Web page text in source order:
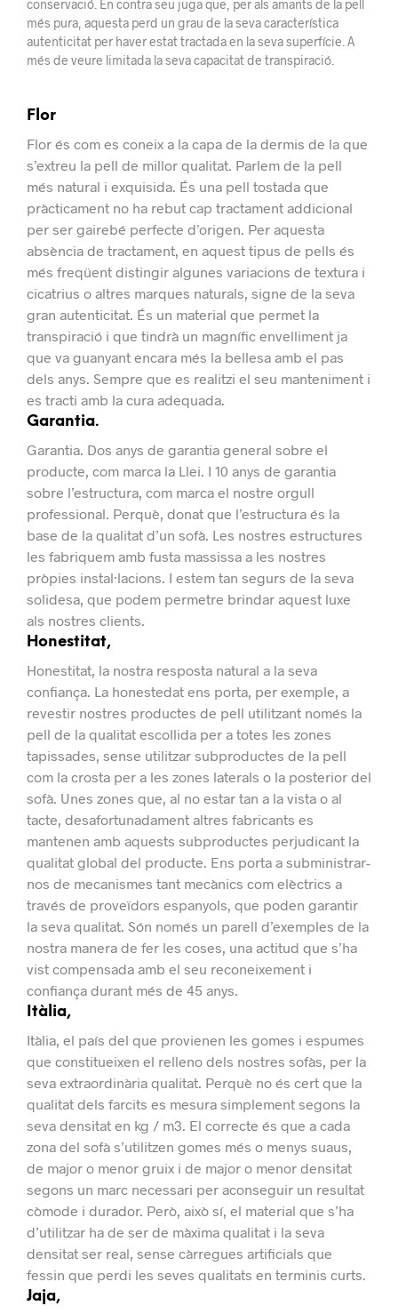
conservació. En contra seu juga que, per als amants de la pell
més pura, aquesta perd un grau de la seva característica
autenticitat per haver estat tractada en la seva superfície. A
més de veure limitada la seva capacitat de transpiració.
Flor
Flor és com es coneix a la capa de la dermis de la que
s’extreu la pell de millor qualitat. Parlem de la pell
més natural i exquisida. És una pell tostada que
pràcticament no ha rebut cap tractament addicional
per ser gairebé perfecte d’origen. Per aquesta
absència de tractament, en aquest tipus de pells és
més freqüent distingir algunes variacions de textura i
cicatrius o altres marques naturals, signe de la seva
gran autenticitat. És un material que permet la
transpiració i que tindrà un magnífic envelliment ja
que va guanyant encara més la bellesa amb el pas
dels anys. Sempre que es realitzi el seu manteniment i
es tracti amb la cura adequada.
Garantia.
Garantia. Dos anys de garantia general sobre el
producte, com marca la Llei. I 10 anys de garantia
sobre l’estructura, com marca el nostre orgull
professional. Perquè, donat que l’estructura és la
base de la qualitat d’un sofà. Les nostres estructures
les fabriquem amb fusta massissa a les nostres
pròpies instal·lacions. I estem tan segurs de la seva
solidesa, que podem permetre brindar aquest luxe
als nostres clients.
Honestitat,
Honestitat, la nostra resposta natural a la seva
confiança. La honestedat ens porta, per exemple, a
revestir nostres productes de pell utilitzant només la
pell de la qualitat escollida per a totes les zones
tapissades, sense utilitzar subproductes de la pell
com la crosta per a les zones laterals o la posterior del
sofà. Unes zones que, al no estar tan a la vista o al
tacte, desafortunadament altres fabricants es
mantenen amb aquests subproductes perjudicant la
qualitat global del producte. Ens porta a subministrar-
nos de mecanismes tant mecànics com elèctrics a
través de proveïdors espanyols, que poden garantir
la seva qualitat. Són només un parell d’exemples de la
nostra manera de fer les coses, una actitud que s’ha
vist compensada amb el seu reconeixement i
confiança durant més de 45 anys.
Itàlia,
Itàlia, el país del que provienen les gomes i espumes
que constitueixen el relleno dels nostres sofàs, per la
seva extraordinària qualitat. Perquè no és cert que la
qualitat dels farcits es mesura simplement segons la
seva densitat en kg / m3. El correcte és que a cada
zona del sofà s’utilitzen gomes més o menys suaus,
de major o menor gruix i de major o menor densitat
segons un marc necessari per aconseguir un resultat
còmode i durador. Però, això sí, el material que s’ha
d’utilitzar ha de ser de màxima qualitat i la seva
densitat ser real, sense càrregues artificials que
fessin que perdi les seves qualitats en terminis curts.
Jaja,